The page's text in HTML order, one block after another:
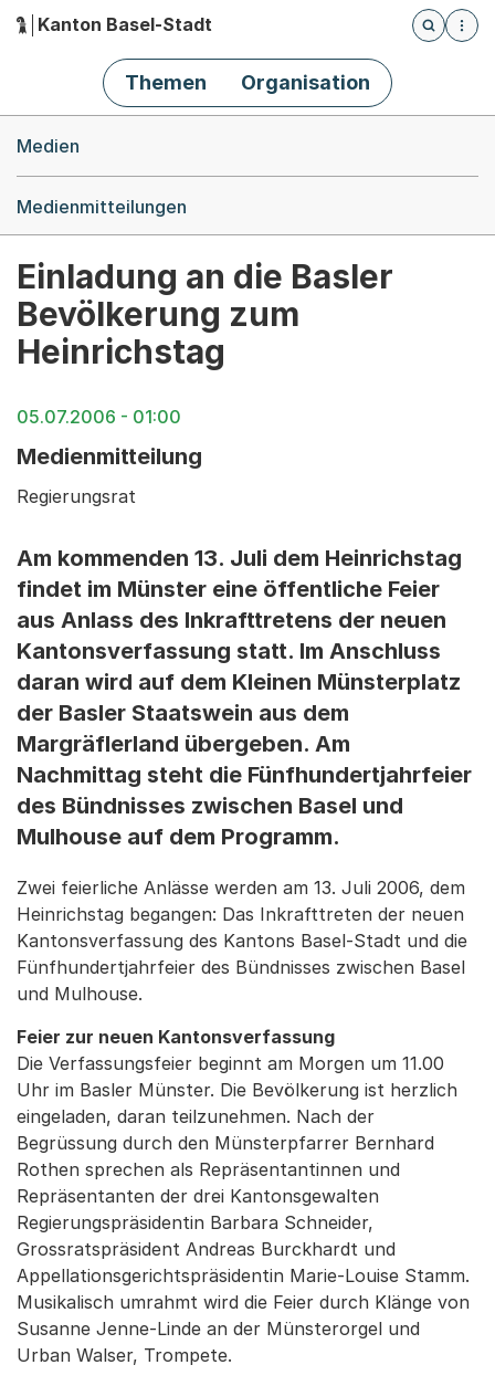
Hauptnavigation
Kanton Basel-Stadt
Öffnet
Themen Organisation
Medien
Medienmitteilungen
Einladung an die Basler
Bevölkerung zum
Heinrichstag
05.07.2006 - 01:00
Medienmitteilung
Regierungsrat
Am kommenden 13. Juli dem Heinrichstag
findet im Münster eine öffentliche Feier
aus Anlass des Inkrafttretens der neuen
Kantonsverfassung statt. Im Anschluss
daran wird auf dem Kleinen Münsterplatz
der Basler Staatswein aus dem
Margräflerland übergeben. Am
Nachmittag steht die Fünfhundertjahrfeier
des Bündnisses zwischen Basel und
Mulhouse auf dem Programm.
Zwei feierliche Anlässe werden am 13. Juli 2006, dem
Heinrichstag begangen: Das Inkrafttreten der neuen
Kantonsverfassung des Kantons Basel-Stadt und die
Fünfhundertjahrfeier des Bündnisses zwischen Basel
und Mulhouse.
Feier zur neuen Kantonsverfassung
Die Verfassungsfeier beginnt am Morgen um 11.00
Uhr im Basler Münster. Die Bevölkerung ist herzlich
eingeladen, daran teilzunehmen. Nach der
Begrüssung durch den Münsterpfarrer Bernhard
Rothen sprechen als Repräsentantinnen und
Repräsentanten der drei Kantonsgewalten
Regierungspräsidentin Barbara Schneider,
Grossratspräsident Andreas Burckhardt und
Appellationsgerichtspräsidentin Marie-Louise Stamm.
Musikalisch umrahmt wird die Feier durch Klänge von
Susanne Jenne-Linde an der Münsterorgel und
Urban Walser, Trompete.